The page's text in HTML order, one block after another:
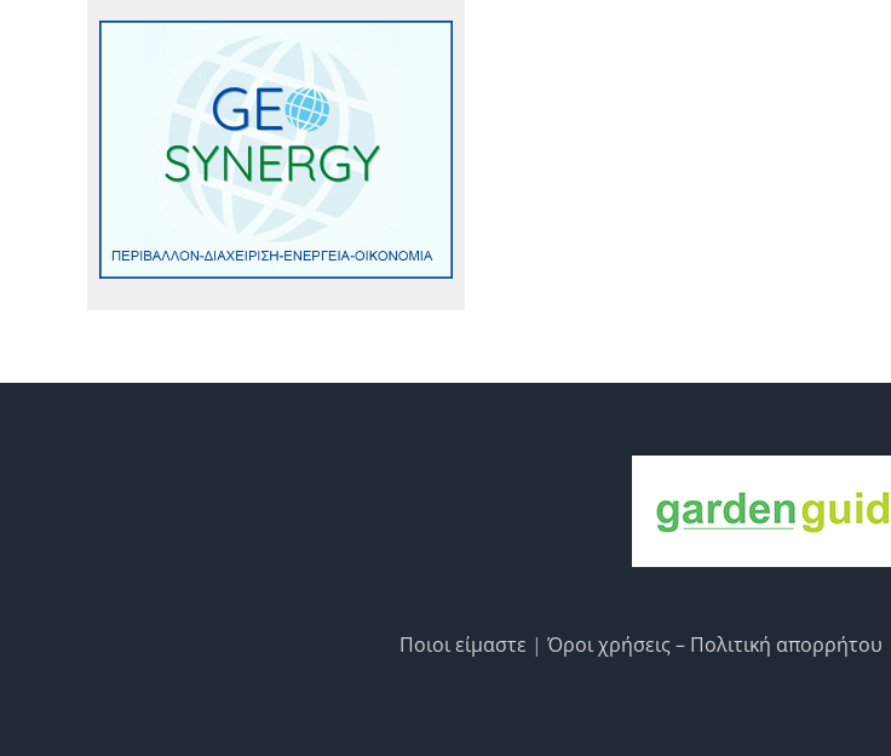
Ποιοι είμαστε | Όροι χρήσεις – Πολιτική απορρήτου